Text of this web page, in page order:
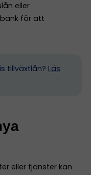
eller
för att
tillväxtlån? Läs
eller tjänster kan